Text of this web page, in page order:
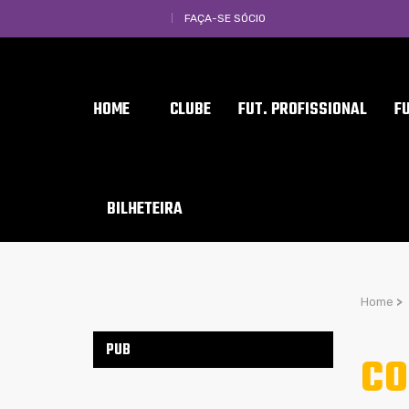
FAÇA-SE SÓCIO
HOME CLUBE FUT. PROFISSIONAL
BILHETEIRA
Home >
PUB